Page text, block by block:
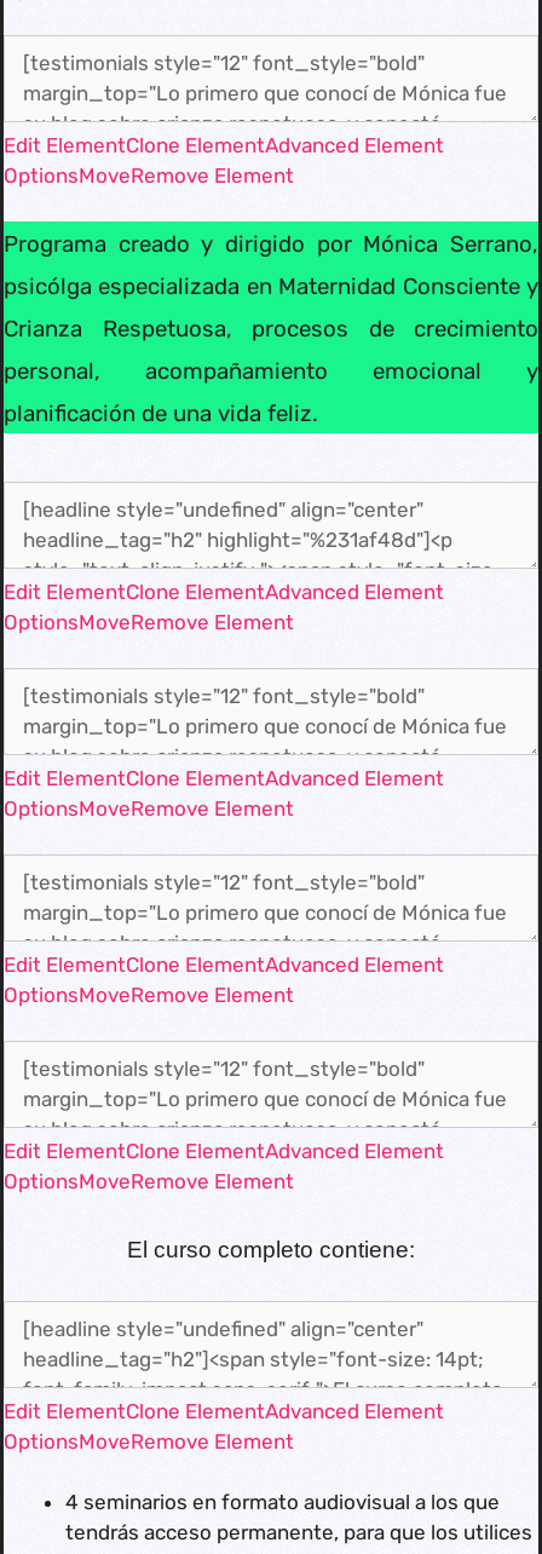
Edit ElementClone ElementAdvanced Element
OptionsMoveRemove Element
Programa creado y dirigido por Mónica Serrano,
psicólga especializada en Maternidad Consciente y
Crianza Respetuosa, procesos de crecimiento
personal, acompañamiento emocional y
planificación de una vida feliz.
Edit ElementClone ElementAdvanced Element
OptionsMoveRemove Element
Edit ElementClone ElementAdvanced Element
OptionsMoveRemove Element
Edit ElementClone ElementAdvanced Element
OptionsMoveRemove Element
Edit ElementClone ElementAdvanced Element
OptionsMoveRemove Element
El curso completo contiene:
Edit ElementClone ElementAdvanced Element
OptionsMoveRemove Element
4 seminarios en formato audiovisual a los que
tendrás acceso permanente, para que los utilices